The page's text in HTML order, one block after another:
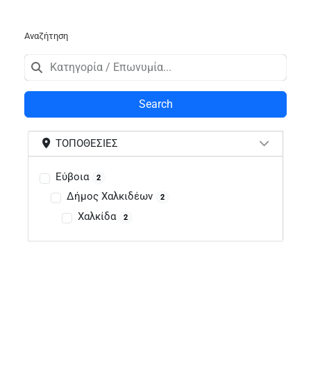
Αναζήτηση
Search
ΤΟΠΟΘΕΣΊΕΣ
Εύβοια 2
Δήμος Χαλκιδέων 2
Χαλκίδα 2